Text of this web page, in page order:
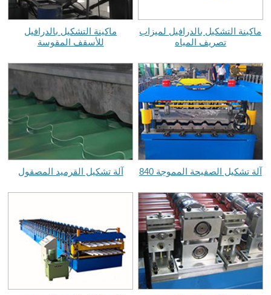
ماكينة التشكيل بالدرافيل لميزاب
تصريف المياه
ماكينة التشكيل بالدرافيل
للأسقف المقوسة
آلة تشكيل الصفيحة المموجة 840 آلة تشكيل القرميد المصقول